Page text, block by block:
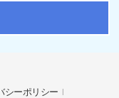
シーポリシー